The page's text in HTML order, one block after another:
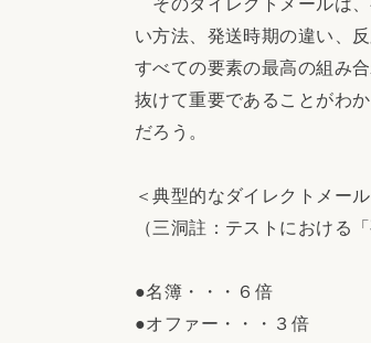
い方法、発送時期の違い、
すべての要素の最高の組み
抜けて重要であることがわ
だろう。
＜典型的なダイレクトメー
（三洞註：テストにおける
●名簿・・・６倍
●オファー・・・３倍